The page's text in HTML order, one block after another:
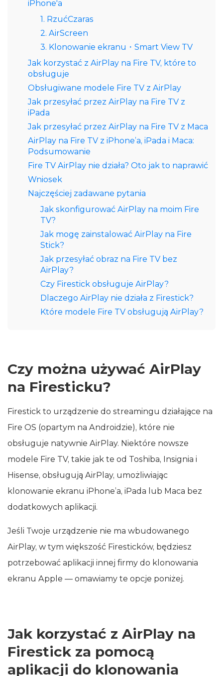
iPhone'a
1. RzućCzaras
2. AirScreen
3. Klonowanie ekranu・Smart View TV
Jak korzystać z AirPlay na Fire TV, które to
obsługuje
Obsługiwane modele Fire TV z AirPlay
Jak przesyłać przez AirPlay na Fire TV z
iPada
Jak przesyłać przez AirPlay na Fire TV z Maca
AirPlay na Fire TV z iPhone’a, iPada i Maca:
Podsumowanie
Fire TV AirPlay nie działa? Oto jak to naprawić
Wniosek
Najczęściej zadawane pytania
Jak skonfigurować AirPlay na moim Fire
TV?
Jak mogę zainstalować AirPlay na Fire
Stick?
Jak przesyłać obraz na Fire TV bez
AirPlay?
Czy Firestick obsługuje AirPlay?
Dlaczego AirPlay nie działa z Firestick?
Które modele Fire TV obsługują AirPlay?
Czy można używać AirPlay
na Firesticku?
Firestick to urządzenie do streamingu działające na
Fire OS (opartym na Androidzie), które nie
obsługuje natywnie AirPlay. Niektóre nowsze
modele Fire TV, takie jak te od Toshiba, Insignia i
Hisense, obsługują AirPlay, umożliwiając
klonowanie ekranu iPhone’a, iPada lub Maca bez
dodatkowych aplikacji.
Jeśli Twoje urządzenie nie ma wbudowanego
AirPlay, w tym większość Firesticków, będziesz
potrzebować aplikacji innej firmy do klonowania
ekranu Apple — omawiamy te opcje poniżej.
Jak korzystać z AirPlay na
Firestick za pomocą
aplikacji do klonowania